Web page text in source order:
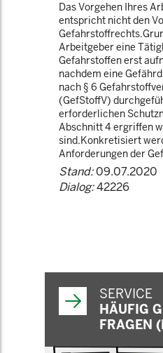
Das Vorgehen Ihres
entspricht nicht den
Arbeitgeber eine
Gefahrstoffen erst
nachdem eine
nach § 6
(GefStoffV)
erforderlichen
Abschnitt 4 ergriffen
sind.Konkretisiert
Anforderungen der
Stand:09.07.2020
Dialog:42226
SERVICE
HÄUFIG
FRAGEN